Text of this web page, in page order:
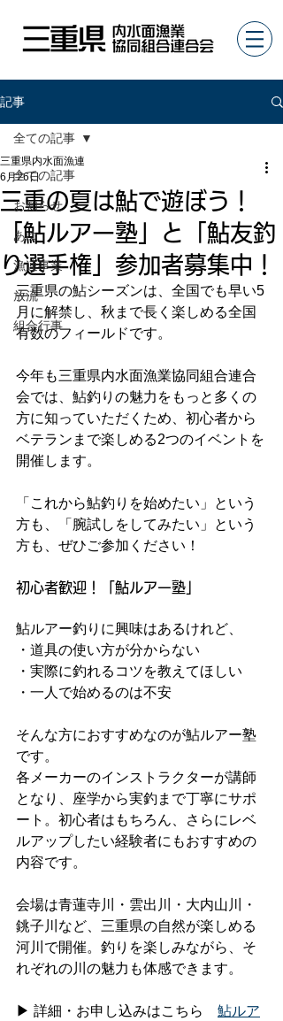
記事
全ての記事
お知らせ
あゆ
漁連事業
放流
組合行事
全ての記事
三重の夏は鮎で遊ぼう！
「鮎ルアー塾」と「鮎友釣
り選手権」参加者募集中！
三重県内水面漁連
6月26日
三重県の鮎シーズンは、全国でも早い5
月に解禁し、秋まで長く楽しめる全国
有数のフィールドです。
今年も三重県内水面漁業協同組合連合
会では、鮎釣りの魅力をもっと多くの
方に知っていただくため、初心者から
ベテランまで楽しめる2つのイベントを
開催します。
「これから鮎釣りを始めたい」という
方も、「腕試しをしてみたい」という
方も、ぜひご参加ください！
初心者歓迎！「鮎ルアー塾」
鮎ルアー釣りに興味はあるけれど、
・道具の使い方が分からない
・実際に釣れるコツを教えてほしい
・一人で始めるのは不安
そんな方におすすめなのが鮎ルアー塾
です。
各メーカーのインストラクターが講師
となり、座学から実釣まで丁寧にサポ
ート。初心者はもちろん、さらにレベ
ルアップしたい経験者にもおすすめの
内容です。
会場は青蓮寺川・雲出川・大内山川・
銚子川など、三重県の自然が楽しめる
河川で開催。釣りを楽しみながら、そ
れぞれの川の魅力も体感できます。
▶ 詳細・お申し込みはこちら 鮎ルア